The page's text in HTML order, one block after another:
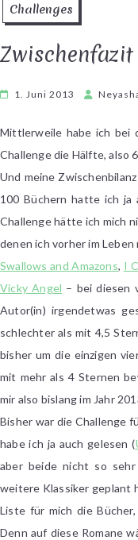
Challenges
1. Juni 2013
Mittlerweile habe ich bei
Challenge die Hälfte, also
Und meine
100 Büchern hatte ich ja
Challenge hätte ich mich
denen ich vorher im
Swallows and Amazons, I
Vicky Angel – bei diesen
Autor(in) irgendetwas
schlechter als mit 4,5
bisher um die einzigen
mit mehr als 4 Sternen
mir also bislang im Jahr
Bisher war die Challenge
habe ich ja auch gelesen (
aber beide nicht so
weitere Klassiker geplant
Liste für mich die
Denn auf diese Romane